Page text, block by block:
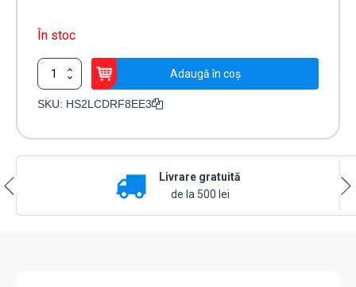
În stoc
Cantitate
Tastatura
LCD
Adaugă în coș
SKU: HS2LCDRF8EE3
Livrare gratuită
de la 500 lei